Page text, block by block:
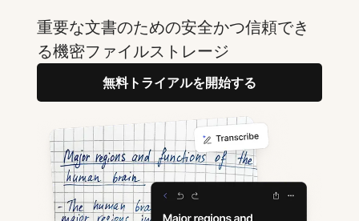
重要な文書のための安全かつ信頼でき
る機密ファイルストレージ
無料トライアルを開始する